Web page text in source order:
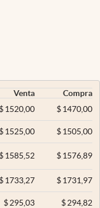
Venta
Compra
$ 1520,00 $1470,00
$ 1525,00 $1505,00
$ 1585,52 $1576,89
$ 1733,27 $1731,97
$ 295,03 $294,82